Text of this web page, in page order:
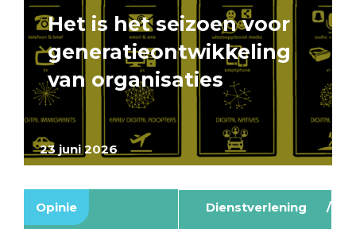
23 juni 2026
Het is het seizoen voor
generatieontwikkeling
van organisaties
Opinie Dienstverlening